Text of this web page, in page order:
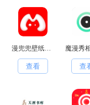
漫兜兜壁纸安卓官方版
查看 查